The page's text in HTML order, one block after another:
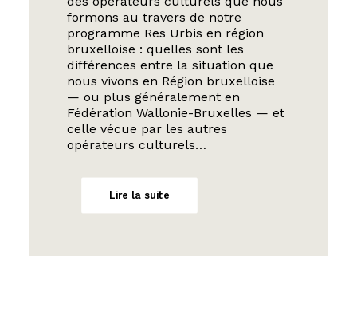
formons au travers de notre
programme Res Urbis en région
bruxelloise : quelles sont les
différences entre la situation que
nous vivons en Région bruxelloise
— ou plus généralement en
Fédération Wallonie-Bruxelles — et
celle vécue par les autres
opérateurs culturels…
Lire la suite